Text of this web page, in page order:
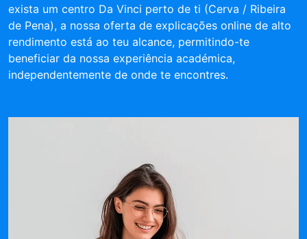
exista um centro Da Vinci perto de ti (Cerva / Ribeira
de Pena), a nossa oferta de explicações online de alto
rendimento está ao teu alcance, permitindo-te
beneficiar da nossa experiência académica,
independentemente de onde te encontres.